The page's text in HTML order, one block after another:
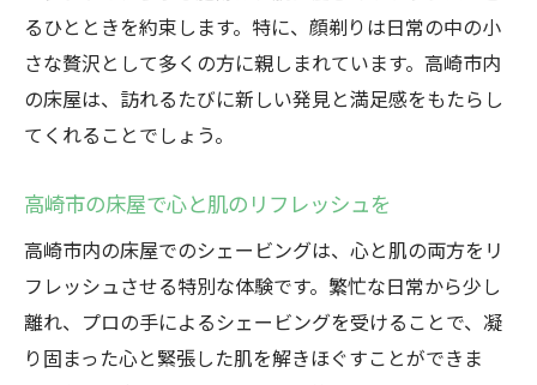
るひとときを約束します。特に、顔剃りは日常の中の小
さな贅沢として多くの方に親しまれています。高崎市内
の床屋は、訪れるたびに新しい発見と満足感をもたらし
てくれることでしょう。
高崎市の床屋で心と肌のリフレッシュを
高崎市内の床屋でのシェービングは、心と肌の両方をリ
フレッシュさせる特別な体験です。繁忙な日常から少し
離れ、プロの手によるシェービングを受けることで、凝
り固まった心と緊張した肌を解きほぐすことができま